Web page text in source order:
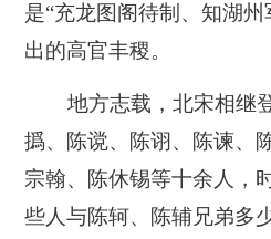
是“充龙图阁待制、知湖
出的高官丰稷。
地方志载，北宋相继
撝、陈谠、陈诩、陈谏、
宗翰、陈休锡等十余人，
些人与陈轲、陈辅兄弟多